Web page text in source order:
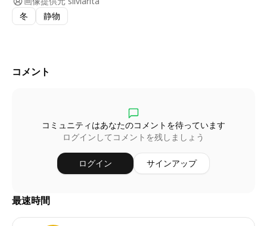
冬
静物
コメント
コミュニティはあなたのコメントを待っています
ログインしてコメントを残しましょう
ログイン サインアップ
最速時間